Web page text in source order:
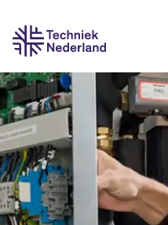
Back
Back